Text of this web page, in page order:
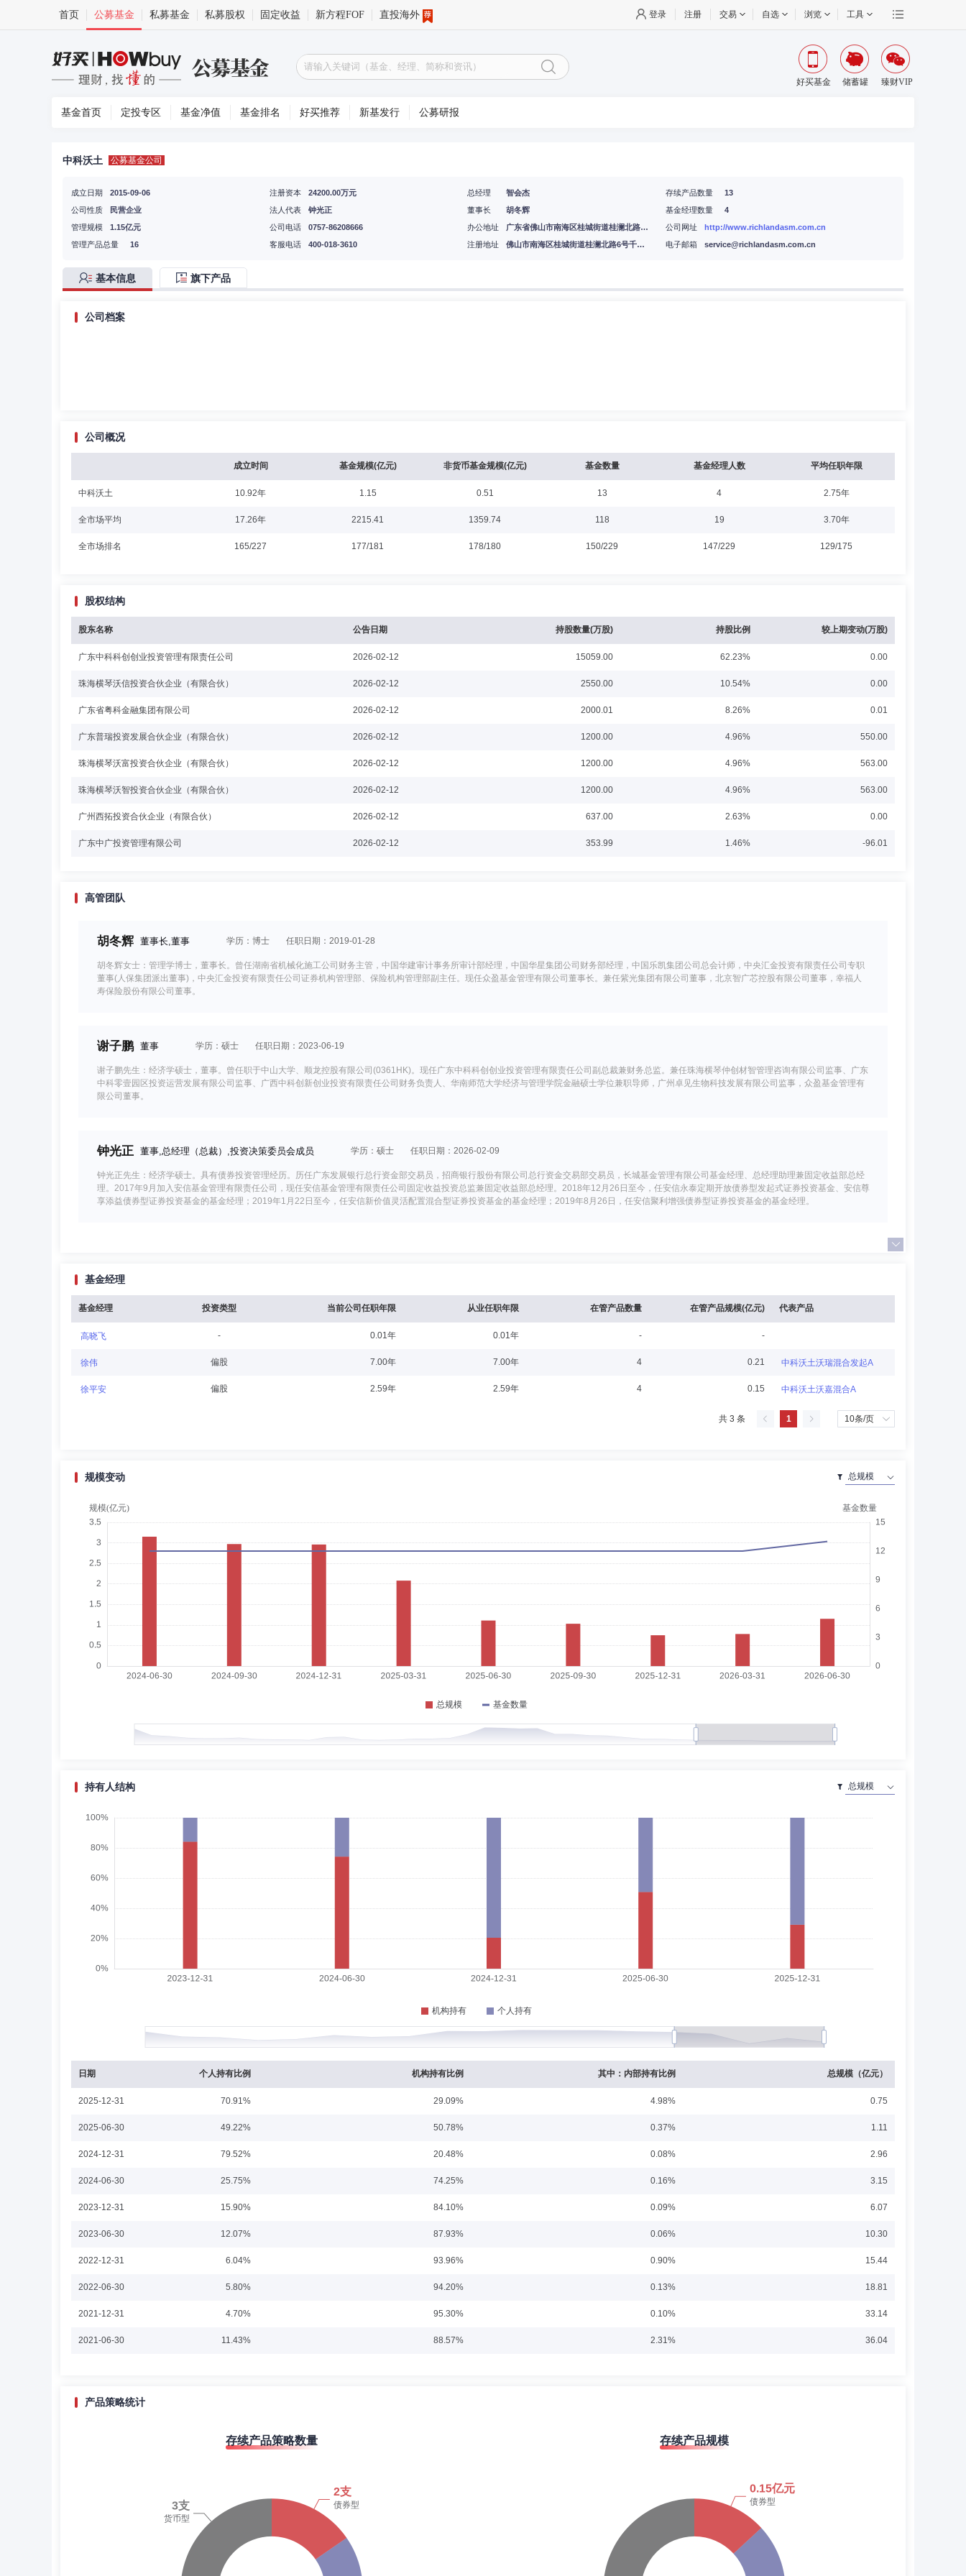
首页 公募基金 私募基金 私募股权 固定收益 新方程FOF 直投海外 登录 注册 交易 自选 浏览 工具
好买基金 储蓄罐 臻财VIP
基金首页 定投专区 基金净值 基金排名 好买推荐 新基发行 公募研报
中科沃土 公募基金公司
成立日期
2015-09-06
公司性质
民营企业
注册资本
24200.00万元
法人代表
钟光正
总经理
智会杰
董事长
胡冬辉
存续产品数量
13
基金经理数量
4
管理规模
1.15亿元
管理产品总量
16
公司电话
0757-86208666
客服电话
400-018-3610
办公地址
广东省佛山市南海区桂城街道桂澜北路6号千灯湖创投小镇核心区(自编号)十三座(B4)
注册地址
佛山市南海区桂城街道桂澜北路6号千灯湖创投小镇核心区(自编号)十三座(B4)(住所申报)
公司网址
http://www.richlandasm.com.cn
电子邮箱
service@richlandasm.com.cn
基本信息 旗下产品
公司档案
公司概况
成立时间 基金规模(亿元) 非货币基金规模(亿元) 基金数量 基金经理人数 平均任职年限
中科沃土 10.92年 1.15 0.51 13 4 2.75年
全市场平均 17.26年 2215.41 1359.74 118 19 3.70年
全市场排名 165/227 177/181 178/180 150/229 147/229 129/175
股权结构
股东名称 公告日期 持股数量(万股) 持股比例 较上期变动(万股)
广东中科科创创业投资管理有限责任公司 2026-02-12 15059.00 62.23% 0.00
珠海横琴沃信投资合伙企业（有限合伙） 2026-02-12 2550.00 10.54% 0.00
广东省粤科金融集团有限公司 2026-02-12 2000.01 8.26% 0.01
广东普瑞投资发展合伙企业（有限合伙） 2026-02-12 1200.00 4.96% 550.00
珠海横琴沃富投资合伙企业（有限合伙） 2026-02-12 1200.00 4.96% 563.00
珠海横琴沃智投资合伙企业（有限合伙） 2026-02-12 1200.00 4.96% 563.00
广州西拓投资合伙企业（有限合伙） 2026-02-12 637.00 2.63% 0.00
广东中广投资管理有限公司 2026-02-12 353.99 1.46% -96.01
高管团队
胡冬辉 董事长,董事 学历：博士 任职日期：2019-01-28
胡冬辉女士：管理学博士，董事长。曾任湖南省机械化施工公司财务主管，中国华建审计事务所审计部经理，中国华星集团公司财务部经理，中国乐凯集团公司总会计师，中央汇金投资有限责任公司专职
董事(人保集团派出董事)，中央汇金投资有限责任公司证券机构管理部、保险机构管理部副主任。现任众盈基金管理有限公司董事长。兼任紫光集团有限公司董事，北京智广芯控股有限公司董事，幸福人
寿保险股份有限公司董事。
谢子鹏 董事 学历：硕士 任职日期：2023-06-19
谢子鹏先生：经济学硕士，董事。曾任职于中山大学、顺龙控股有限公司(0361HK)。现任广东中科科创创业投资管理有限责任公司副总裁兼财务总监。兼任珠海横琴仲创材智管理咨询有限公司监事、广东
中科零壹园区投资运营发展有限公司监事、广西中科创新创业投资有限责任公司财务负责人、华南师范大学经济与管理学院金融硕士学位兼职导师，广州卓见生物科技发展有限公司监事，众盈基金管理有
限公司董事。
钟光正 董事,总经理（总裁）,投资决策委员会成员 学历：硕士 任职日期：2026-02-09
钟光正先生：经济学硕士。具有债券投资管理经历。历任广东发展银行总行资金部交易员，招商银行股份有限公司总行资金交易部交易员，长城基金管理有限公司基金经理、总经理助理兼固定收益部总经
理。2017年9月加入安信基金管理有限责任公司，现任安信基金管理有限责任公司固定收益投资总监兼固定收益部总经理。2018年12月26日至今，任安信永泰定期开放债券型发起式证券投资基金、安信尊
享添益债券型证券投资基金的基金经理；2019年1月22日至今，任安信新价值灵活配置混合型证券投资基金的基金经理；2019年8月26日，任安信聚利增强债券型证券投资基金的基金经理。
郑博儒先生：经济学硕士，董事。曾任广东省科学技术情报研究所科技统计分析岗，广东省粤科金融集团有限公司办公室经理、高级经理。现任广东省粤科金融集团有限公司办公室副主任，广东省科技风
险投资有限公司董事、审计委员会成员，众盈基金管理有限公司董事。
陈柳花 学历：本科
陈柳花女士：工商管理学士，董事。曾任职于大型国企负责财务工作。现任广东中科科创创业投资管理有限责任公司高级副总裁、合规风控负责人、董事会秘书。兼任广州零壹沃土互联科技有限公司董
证券业务部总经理、资产中介部负责人；1996年至2000年任中国科技国际信托投资有限公司天津赤峰道证券营业部总经理；2000年至2004年任宏源证券有限公司北京北洼路营业部总经理；2004年至
2008年任宏源证券有限公司营销经纪总部总经理；2008年至2013年5月任世纪证券有限公司副总裁；2013年7月加入信达澳银基金管理有限公司，2013年8月9日起任信达澳银基金管理有限公司总经理兼
罗方
组成员。现任众盈基金管理有限公司财务负责人、董事会秘书兼综合部总经理。
朱桂龙 独立董事 学历：博士 任职日期：2019-01-28
朱桂龙先生：管理学博士，独立董事。曾任合肥工业大学预测与发展研究所助理研究员、副研究员、研究员，华南理工大学工商管理学院副院长、院长、教授、博士生导师。现任华南理工大学工商管理学
创新评估研究中心主任，获国务院“政府特殊津贴”。兼任广州农村商业银行股份有限公司独立董事，广州港股份有限公司(上市公司)独立董事，仙乐健康科技股份有限公司(上市公司)独立董事、众盈基金管
理有限公司独立董事。
刘强 独立董事
公司独立董事。
钟瑜
钟瑜女士：经济法硕士，独立董事。曾任广东省律师协会第十一届证券法律专业委员会主任、第十二届证券与资本市场法律专业委员会主任，广州市地方金融局资本市场专家库专家，广州市科技创新领军
企业融资并购联盟副理事长，广州科技金融促进会理事，广州市科技企业新三板发展促进会监事，广州市工业转型升级发展基金有限公司评审专家，广州商贸产业投资基金管理有限公司评审专家，广州市
国企创新投资基金评审专家。现任北京市康达(广州)律师事务所高级合伙人、律师，佛山市食品物资集团有限公司董事，广州国际商贸商事调解中心法定代表人，众盈基金管理有限公司独立董事。
李峰先生：国际法学硕士，取得中国法律职业资格证书，督察长、合规负责人。曾在博远基金管理有限公司、益民基金管理有限公司、北京京管泰富基金管理有限责任公司工作，具有多年公募基金等资产
管理行业的法律、合规、风险管理从业经验。现任众盈基金管理有限公司督察长、合规负责人。
袁柳生 学历：硕士
众盈基金管理有限公司副总经理兼综合业务中心总经理。
胡玮
定代表人，众盈基金管理有限公司监事会主席。
土货币市场基金、中科沃土沃安中短期利率债债券型证券投资基金和中科沃土沃嘉灵活配置混合型证券投资基金的基金经理。
徐平安 投资决策委员会成员
徐平安先生：金融工程硕士，权益投资部基金经理。曾任法国邮政银行基金管理公司混合型基金分析师，安信期货有限责任公司高级金融工程分析师，东兴证券股份有限公司衍生品部投资经理，光大兴陇
信托有限责任公司证券市场权益投资部权益类产品投资经理。现任中科沃土基金管理有限公司中科沃土沃嘉灵活配置混合型证券投资基金和中科沃土转型升级灵活配置混合型证券投资基金的基金经理。
投资决策委员会成员 任职日期：2025-03-05
徐伟先生：毕业于清华大学，工学硕士，权益投资部副总经理(主持工作)、基金经理。曾任北京精雕科技有限公司机械设计部工程师，宏源证券股份有限公司研究所分析师，中信建投证券股份有限公司研
究所VP，上海磐信投资有限公司金融市场部高级研究员，中科沃土基金管理有限公司研究部资深研究员。现任中科沃土基金管理有限公司权益投资部副总经理(主持工作)、中科沃土沃鑫成长精选灵活配置
混合型发起式证券投资基金和中科沃土沃瑞灵活配置混合型发起式证券投资基金的基金经理。
基金经理
基金经理 投资类型 当前公司任职年限 从业任职年限 在管产品数量 在管产品规模(亿元) 代表产品
高晓飞 - 0.01年 0.01年 - -
徐伟 偏股 7.00年 7.00年 4 0.21 中科沃土沃瑞混合发起A
徐平安 偏股 2.59年 2.59年 4 0.15 中科沃土沃嘉混合A
共 3 条 1
规模变动
持有人结构
日期 个人持有比例 机构持有比例 其中：内部持有比例 总规模（亿元）
2025-12-31 70.91% 29.09% 4.98% 0.75
2025-06-30 49.22% 50.78% 0.37% 1.11
2024-12-31 79.52% 20.48% 0.08% 2.96
2024-06-30 25.75% 74.25% 0.16% 3.15
2023-12-31 15.90% 84.10% 0.09% 6.07
2023-06-30 12.07% 87.93% 0.06% 10.30
2022-12-31 6.04% 93.96% 0.90% 15.44
2022-06-30 5.80% 94.20% 0.13% 18.81
2021-12-31 4.70% 95.30% 0.10% 33.14
2021-06-30 11.43% 88.57% 2.31% 36.04
33.03% 3.50%
60.65% 10.68%
16.44% 6.52%
产品策略统计
存续产品策略数量 存续产品规模